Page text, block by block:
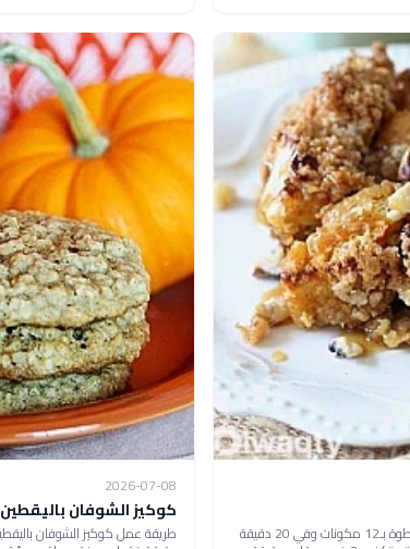
طريقة عمل طاجن الخبز باليقطين خطوة بخطوة بـ12 مكونات وفي 20 دقيقة
2026-07-08
كوكيز الشوفان باليقطين